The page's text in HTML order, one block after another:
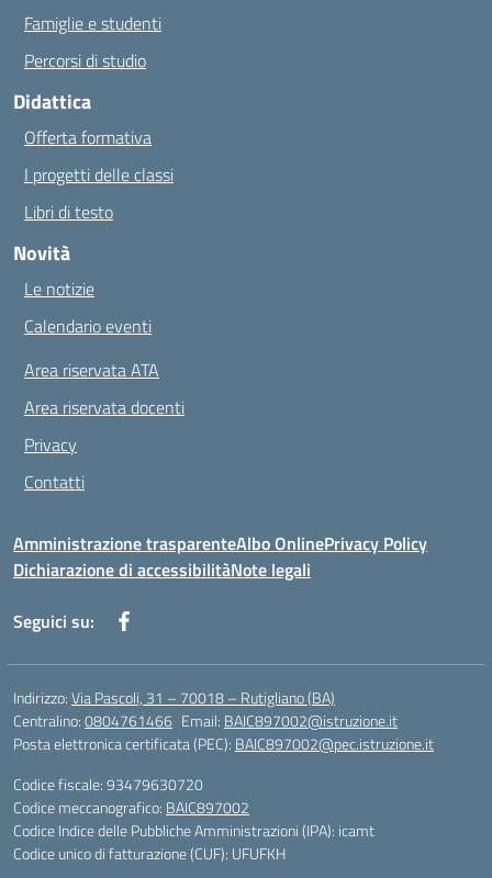
Famiglie e studenti
Percorsi di studio
Didattica
Offerta formativa
I progetti delle classi
Libri di testo
Novità
Le notizie
Calendario eventi
Area riservata ATA
Area riservata docenti
Privacy
Contatti
Amministrazione trasparenteAlbo OnlinePrivacy Policy
Dichiarazione di accessibilitàNote legali
Seguici su:
Indirizzo:Via Pascoli, 31 – 70018 – Rutigliano (BA)
Centralino:0804761466 Email: BAIC897002@istruzione.it
Posta elettronica certificata (PEC): BAIC897002@pec.istruzione.it
Codice fiscale: 93479630720
Codice meccanografico: BAIC897002
Codice Indice delle Pubbliche Amministrazioni (IPA): icamt
Codice unico di fatturazione (CUF): UFUFKH